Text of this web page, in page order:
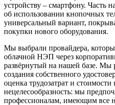
устройству – смартфону. Часть
об использовании кнопочных
универсальный вариант,
покупки нового оборудования.
Мы выбрали провайдера,
облачной НЭП через
развёрнутый на нашей базе. Мы
создания собственного
оценка трудозатрат и стоимости
нецелесообразность: мы
профессионалам, имеющим все